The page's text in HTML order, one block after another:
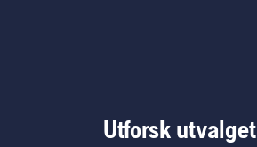
Utforsk utvalget